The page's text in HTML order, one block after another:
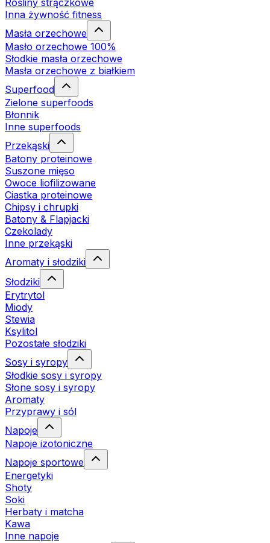
Rośliny strączkowe
Inna żywność fitness
Masła orzechowe
Masło orzechowe 100%
Słodkie masła orzechowe
Masła orzechowe z białkiem
Superfood
Zielone superfoods
Błonnik
Inne superfoods
Przekąski
Batony proteinowe
Suszone mięso
Owoce liofilizowane
Ciastka proteinowe
Chipsy i chrupki
Batony & Flapjacki
Czekolady
Inne przekąski
Aromaty i słodziki
Słodziki
Erytrytol
Miody
Stewia
Ksylitol
Pozostałe słodziki
Sosy i syropy
Słodkie sosy i syropy
Słone sosy i syropy
Aromaty
Przyprawy i sól
Napoje
Napoje izotoniczne
Napoje sportowe
Energetyki
Shoty
Soki
Herbaty i matcha
Kawa
Inne napoje